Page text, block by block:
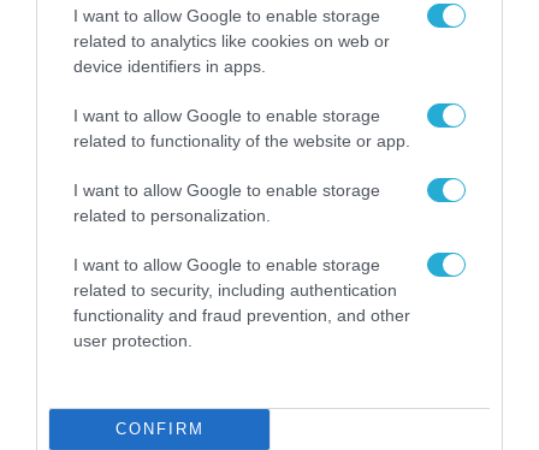
I want to allow Google to enable storage
related to analytics like cookies on web or
device identifiers in apps.
I want to allow Google to enable storage
related to functionality of the website or app.
I want to allow Google to enable storage
related to personalization.
I want to allow Google to enable storage
related to security, including authentication
functionality and fraud prevention, and other
user protection.
CONFIRM
09.08.2026 | 12:02
Λευκάδα-Βουλγαρία: Ουκρανικά drone
χτυπούν την εθνική κυριαρχία και θέτουν σε
κίνδυνο οικονομίες χωρών του ΝΑΤΟ
ΠΟΛΙΤΙΚΗ